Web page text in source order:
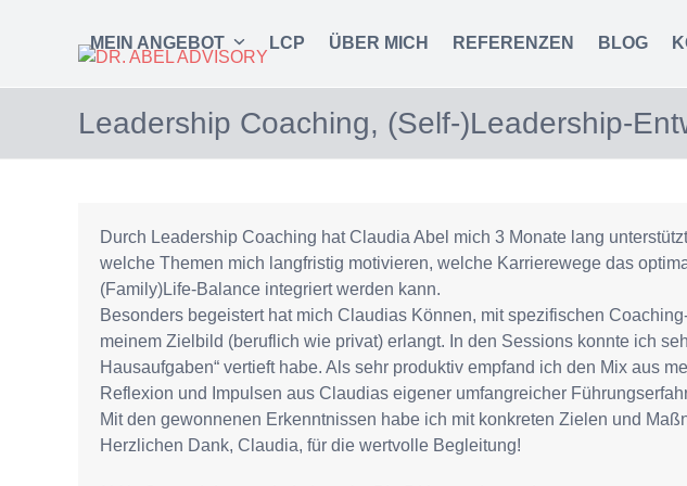
MEIN ANGEBOT LCP ÜBER MICH REFERENZEN BLOG
Leadership Coaching, (Self-)Leadership-
Durch Leadership Coaching hat Claudia Abel mich 3 Monate lang
welche Themen mich langfristig motivieren, welche Karrierewege das
(Family)Life-Balance integriert werden kann.
Besonders begeistert hat mich Claudias Können, mit spezifischen
meinem Zielbild (beruflich wie privat) erlangt. In den Sessions konnte ich
Hausaufgaben“ vertieft habe. Als sehr produktiv empfand ich den Mix aus
Reflexion und Impulsen aus Claudias eigener umfangreicher
Mit den gewonnenen Erkenntnissen habe ich mit konkreten Zielen und
Herzlichen Dank, Claudia, für die wertvolle Begleitung!